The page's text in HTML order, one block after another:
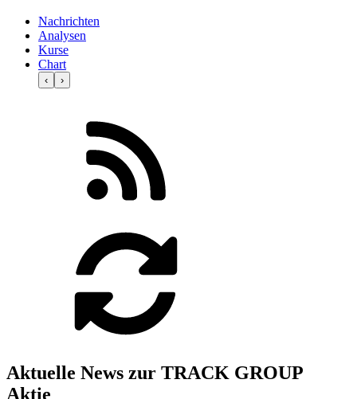
Nachrichten
Analysen
Kurse
Chart
‹ ›
Aktuelle News zur TRACK GROUP
Aktie